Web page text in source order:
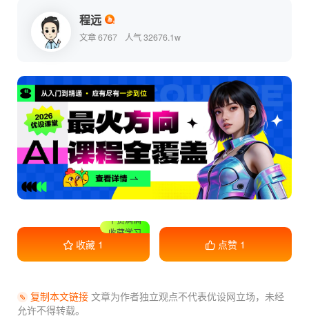
程远
文章 6767 人气 32676.1w
收藏 1
收藏学习
点赞 1
复制本文链接文章为作者独立观点不代表优设网立场， 未经
允许不得转载。